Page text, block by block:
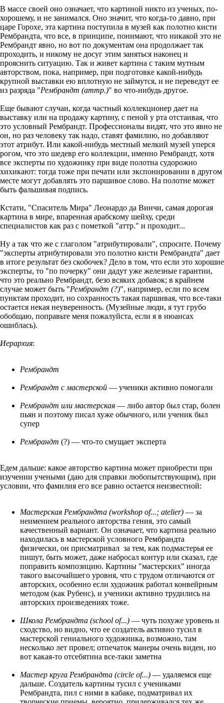
В массе своей оно означает, что картиной никто из ученых, по-
хорошему, и не занимался. Оно значит, что когда-то давно, при
царе Горохе, эта картина поступила в музей как полотно кисти
Рембрандта, что все, в принципе, понимают, что никакой это не
Рембрандт явно, но вот по документам она продолжает так
проходить, и никому не досуг этим заняться наконец и
прояснить ситуацию. Так и живет картина с таким мутным
авторством, пока, например, при подготовке какой-нибудь
крупной выставки ею вплотную не займутся, и не переведут ее
из разряда "Рембрандт (аттр.)" во что-нибудь другое.
Еще бывают случаи, когда частный коллекционер дает на
выставку или на продажу картину, с пеной у рта отстаивая, что
это условный Рембрандт. Профессионалы видят, что это явно не
он, но раз человеку так надо, ставят фамилию, но добавляют
этот атрибут. Или какой-нибудь местный мелкий музей уперся
рогом, что это шедевр его коллекции, именно Рембрандт, хотя
все эксперты по художнику при виде полотна судорожно
хихикают: тогда тоже при печати или экспонировании в другом
месте могут добавлять это паршивое слово. На полотне может
быть фальшивая подпись.
Кстати, "Спаситель Мира" Леонардо да Винчи, самая дорогая
картина в мире, впаренная арабскому шейху, среди
специалистов как раз с пометкой "аттр." и проходит...
Ну а так что же с глаголом "атрибутировали", спросите. Почему
"эксперты атрибутировали это полотно кисти Рембрандта" дает
в итоге результат без скобочек? Дело в том, что если это хорошие
эксперты, то "по почерку" они дадут уже железные гарантии,
что это реально Рембрандт, безо всяких добавок; в крайнем
случае может быть "Рембрандт (?)", например, если по всем
пунктам проходит, но сохранность такая паршивая, что все-таки
остается некая неуверенность. (Музейные люди, я тут грубо
обобщаю, поправьте меня пожалуйста, если я в нюансах
ошиблась).
Иерархия:
Рембрандт
Рембрандт с мастерской — ученики активно помогали
Рембрандт или мастерская — либо автор был стар, болен
пьян и поэтому писал хуже обычного, или ученик был
супер
Рембрандт (?) — что-то смущает эксперта
Едем дальше: какое авторство картина может приобрести при
изучении учеными (даю для справки любопытствующим), при
условии, что фамилия его все равно остается неизвестной:
Мастерская Рембрандта (workshop of...; atelier) — за
неимением реального авторства гения, это самый
качественный вариант. Он означает, что картина реально
находилась в мастерской условного Рембрандта
физически, он присматривал за тем, как подмастерья ее
пишут, быть может, даже набросал контур или сказал, где
поправить композицию. Картины "мастерских" иногда
такого высочайшего уровня, что с трудом отличаются от
авторских, особенно если художник работал конвейрным
методом (как Рубенс), и ученики активно трудились на
авторских произведениях тоже.
Школа Рембрандта (school of...) — чуть похуже уровень и
сходство, но видно, что ее создатель активно тусил в
мастерской гениального художника, возможно, там
несколько лет провел; отпечаток манеры очень виден, но
вот какая-то отсебятина все-таки заметна
Мастер круга Рембрандта (circle of...) — удаляемся еще
дальше. Создатель картины тусил с учениками
Рембрандта, пил с ними в кабаке, подматривал их